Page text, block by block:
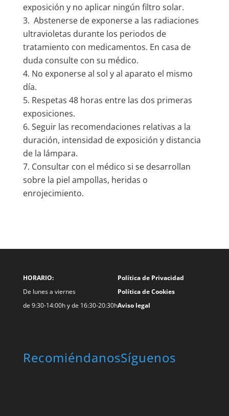
exposición y no aplicar ningún filtro solar.
Abstenerse de exponerse a las radiaciones
ultravioletas durante los periodos de
tratamiento con medicamentos. En casa de
duda consulte con su médico.
No exponerse al sol y al aparato el mismo
día.
Respetas 48 horas entre las dos primeras
exposiciones.
Seguir las recomendaciones relativas a la
duración, intensidad de exposición y distancia
de la lámpara.
Consultar con el médico si se desarrollan
sobre la piel ampollas, heridas o
enrojecimiento.
HORARIO:
De lunes a viernes
de 9:30-14:00h y de 16:30-20:30h
Política de Privacidad
Política de Cookies
Aviso legal
RecomiéndanosSíguenos